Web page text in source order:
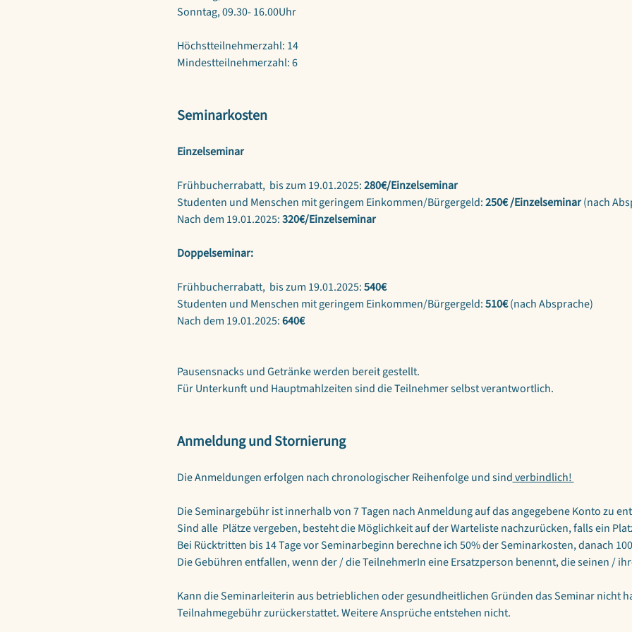
Sonntag, 09.30- 16.00Uhr
Höchstteilnehmerzahl: 14
Mindestteilnehmerzahl: 6
Seminarkosten
Einzelseminar
Frühbucherrabatt,  bis zum 19.01.2025: 280€/Einzelseminar
Studenten und Menschen mit geringem Einkommen/Bürgergeld: 250€ /Einzelseminar (nach
Nach dem 19.01.2025: 320€/Einzelseminar
Doppelseminar:
Frühbucherrabatt,  bis zum 19.01.2025: 540€
Studenten und Menschen mit geringem Einkommen/Bürgergeld: 510€ (nach Absprache)
Nach dem 19.01.2025: 640€
Pausensnacks und Getränke werden bereit gestellt.
Für Unterkunft und Hauptmahlzeiten sind die Teilnehmer selbst verantwortlich.
Anmeldung und Stornierung
Die Anmeldungen erfolgen nach chronologischer Reihenfolge und sind verbindlich!
Die Seminargebühr ist innerhalb von 7 Tagen nach Anmeldung auf das angegebene Konto zu
Sind alle  Plätze vergeben, besteht die Möglichkeit auf der Warteliste nachzurücken, falls ein
Bei Rücktritten bis 14 Tage vor Seminarbeginn berechne ich 50% der Seminarkosten, danach
Die Gebühren entfallen, wenn der / die TeilnehmerIn eine Ersatzperson benennt, die seinen /
Kann die Seminarleiterin aus betrieblichen oder gesundheitlichen Gründen das Seminar nicht
Teilnahmegebühr zurückerstattet. Weitere Ansprüche entstehen nicht.